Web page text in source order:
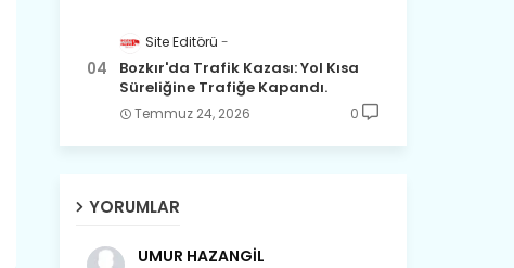
Site Editörü
Bozkır'da Trafik Kazası: Yol Kısa
Süreliğine Trafiğe Kapandı.
Temmuz 24, 2026 0
YORUMLAR
UMUR HAZANGİL